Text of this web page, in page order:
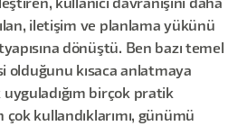
kullanıcı davranışını daha
iletişim ve planlama yükünü
dönüştü. Ben bazı temel
olduğunu kısaca anlatmaya
uyguladığım birçok pratik
kullandıklarımı, günümü